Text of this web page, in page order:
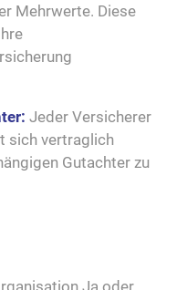
Mehrwerte. Diese
Jeder Versicherer
sich vertraglich
Gutachter zu
Ja oder